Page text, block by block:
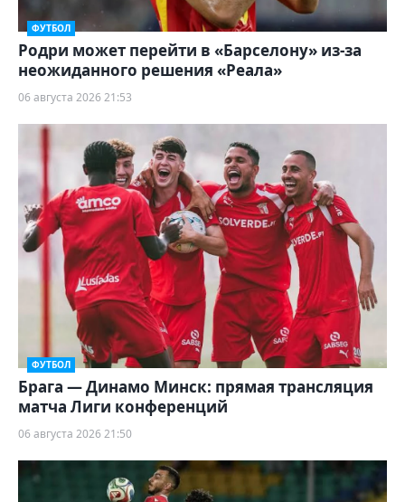
ФУТБОЛ
Родри может перейти в «Барселону» из-за
неожиданного решения «Реала»
06 августа 2026 21:53
ФУТБОЛ
Брага — Динамо Минск: прямая трансляция
матча Лиги конференций
06 августа 2026 21:50